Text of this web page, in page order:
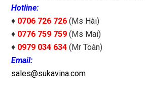
Hotline:
♦ 0706 726 726(Ms Hài)
♦ 0776 759 759(Ms Mai)
♦ 0979 034 634 (Mr Toàn)
Email:
sales@sukavina.com